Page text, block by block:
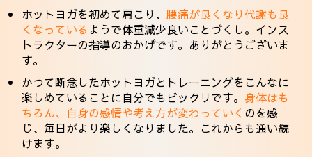
ホットヨガを初めて肩こり、腰痛が良くなり代謝も良
くなっている ようで体重減少良いことづくし。インス
トラクターの指導のおかげです。ありがとうございま
す。
かつて断念したホットヨガとトレーニングをこんなに
楽しめていることに自分でもビックリです。 身体はも
ちろん、自身の感情や考え方が変わっていく のを感
じ、毎日がより楽しくなりました。これからも通い続
けます。